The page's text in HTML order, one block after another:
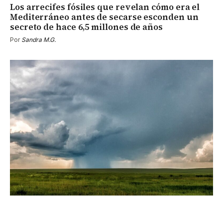
Los arrecifes fósiles que revelan cómo era el
Mediterráneo antes de secarse esconden un
secreto de hace 6,5 millones de años
Por Sandra M.G.